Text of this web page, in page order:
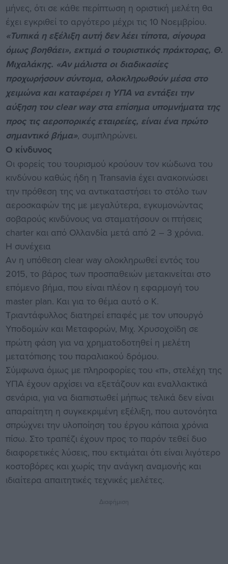
μήνες, ότι σε κάθε περίπτωση η οριστική μελέτη θα
έχει εγκριθεί το αργότερο μέχρι τις 10 Νοεμβρίου.
«Τυπικά η εξέλιξη αυτή δεν λέει τίποτα, σίγουρα
όμως βοηθάει», εκτιμά ο τουριστικός πράκτορας, Θ.
Μιχαλάκης. «Αν μάλιστα οι διαδικασίες
προχωρήσουν σύντομα, ολοκληρωθούν μέσα στο
χειμώνα και καταφέρει η ΥΠΑ να εντάξει την
αύξηση του clear way στα επίσημα υπομνήματα της
προς τις αεροπορικές εταιρείες, είναι ένα πρώτο
σημαντικό βήμα», συμπληρώνει.
Ο κίνδυνος
Οι φορείς του τουρισμού κρούουν τον κώδωνα του
κινδύνου καθώς ήδη η Transavia έχει ανακοινώσει
την πρόθεση της να αντικαταστήσει το στόλο των
αεροσκαφών της με μεγαλύτερα, εγκυμονώντας
σοβαρούς κινδύνους να σταματήσουν οι πτήσεις
charter και από Ολλανδία μετά από 2 – 3 χρόνια.
Η συνέχεια
Αν η υπόθεση clear way ολοκληρωθεί εντός του
2015, το βάρος των προσπαθειών μετακινείται στο
επόμενο βήμα, που είναι πλέον η εφαρμογή του
master plan. Και για το θέμα αυτό ο Κ.
Τριαντάφυλλος διατηρεί επαφές με τον υπουργό
Υποδομών και Μεταφορών, Μιχ. Χρυσοχοϊδη σε
πρώτη φάση για να χρηματοδοτηθεί η μελέτη
μετατόπισης του παραλιακού δρόμου.
Σύμφωνα όμως με πληροφορίες του «π», στελέχη της
ΥΠΑ έχουν αρχίσει να εξετάζουν και εναλλακτικά
σενάρια, για να διαπιστωθεί μήπως τελικά δεν είναι
απαραίτητη η συγκεκριμένη εξέλιξη, που αυτονόητα
σπρώχνει την υλοποίηση του έργου κάποια χρόνια
πίσω. Στο τραπέζι έχουν προς το παρόν τεθεί δυο
διαφορετικές λύσεις, που εκτιμάται ότι είναι λιγότερο
κοστοβόρες και χωρίς την ανάγκη αναμονής και
ιδιαίτερα απαιτητικές τεχνικές μελέτες.
Διαφήμιση